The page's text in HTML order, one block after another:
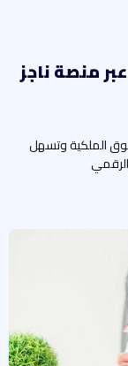
منصة ناجز
الملكية وتسهل